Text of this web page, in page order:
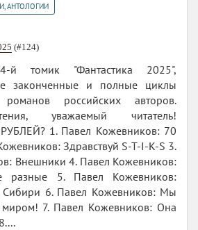
АНТОЛОГИИ
(#124)
й томик "Фантастика 2025",
законченные и полные циклы
романов российских авторов.
уважаемый читатель!
1. Павел Кожевников: 70
Здравствуй S-T-I-K-S 3.
Внешники 4. Павел Кожевников:
разные 5. Павел Кожевников:
Сибири 6. Павел Кожевников: Мы
7. Павел Кожевников: Она